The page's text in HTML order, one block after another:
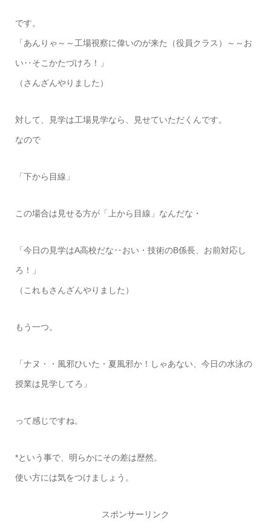
です。
「あんりゃ～～工場視察に偉いのが来た（役員クラス）～～お
い‥そこかたづけろ！」
（さんざんやりました）
対して、見学は工場見学なら、見せていただくんです。
なので
「下から目線」
この場合は見せる方が「上から目線」なんだな・
「今日の見学はA高校だな‥おい・技術のB係長、お前対応し
ろ！」
（これもさんざんやりました）
もう一つ。
「ナヌ・・風邪ひいた・夏風邪か！しゃあない、今日の水泳の
授業は見学してろ」
って感じですね。
*という事で、明らかにその差は歴然。
使い方には気をつけましょう。
スポンサーリンク